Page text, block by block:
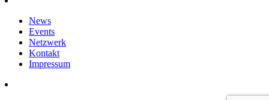
News
Events
Netzwerk
Kontakt
Impressum